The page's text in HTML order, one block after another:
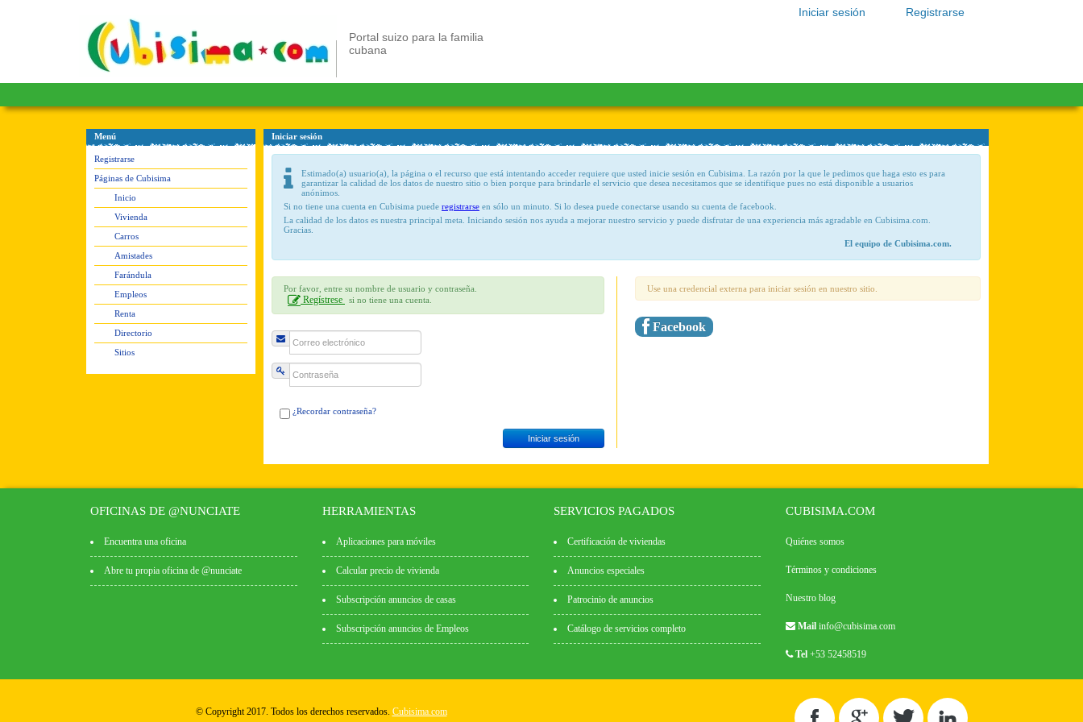
Registrarse
Iniciar sesión
Portal suizo para la familia
cubana
Menú
Registrarse
Páginas de Cubisima
Inicio
Vivienda
Carros
Amistades
Farándula
Empleos
Renta
Directorio
Sitios
Iniciar sesión
Estimado(a) usuario(a), la página o el recurso que está intentando acceder requiere que usted inicie sesión en Cubisima. La razón por la que le pedimos que haga esto es para
garantizar la calidad de los datos de nuestro sitio o bien porque para brindarle el servicio que desea necesitamos que se identifique pues no está disponible a usuarios
anónimos.
Si no tiene una cuenta en Cubisima puede registrarse en sólo un minuto. Si lo desea puede conectarse usando su cuenta de facebook.
La calidad de los datos es nuestra principal meta. Iniciando sesión nos ayuda a mejorar nuestro servicio y puede disfrutar de una experiencia más agradable en Cubisima.com.
Gracias.
El equipo de Cubisima.com.
Por favor, entre su nombre de usuario y contraseña.
Regístrese si no tiene una cuenta.
¿Recordar contraseña?
Use una credencial externa para iniciar sesión en nuestro sitio.
Facebook
OFICINAS DE @NUNCIATE
Encuentra una oficina
Abre tu propia oficina de @nunciate
HERRAMIENTAS
Aplicaciones para móviles
Calcular precio de vivienda
Subscripción anuncios de casas
Subscripción anuncios de Empleos
SERVICIOS PAGADOS
Certificación de viviendas
Anuncios especiales
Patrocinio de anuncios
Catálogo de servicios completo
CUBISIMA.COM
Quiénes somos
Términos y condiciones
Nuestro blog
Mail info@cubisima.com
Tel+53 52458519
© Copyright 2017. Todos los derechos reservados. Cubisima.com